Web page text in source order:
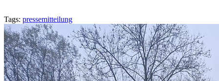
Tags: pressemitteilung